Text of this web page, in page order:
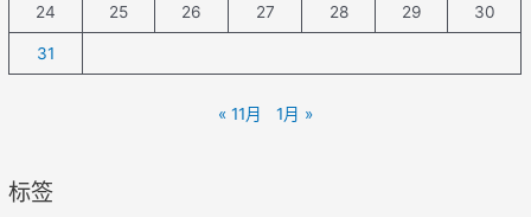
24 25 26 27 28 29 30
31
« 11月 1月 »
标签